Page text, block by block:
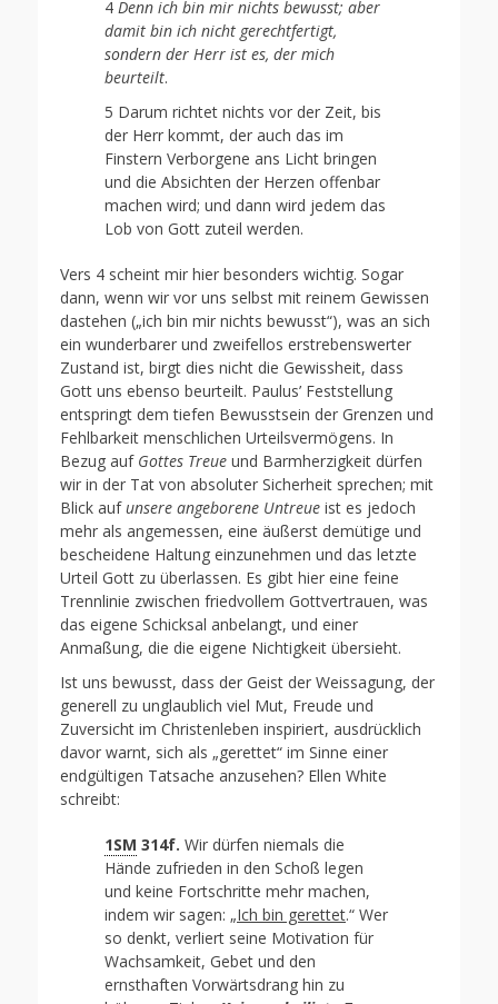
4 Denn ich bin mir nichts bewusst; aber
damit bin ich nicht gerechtfertigt,
sondern der Herr ist es, der mich
beurteilt.
5 Darum richtet nichts vor der Zeit, bis
der Herr kommt, der auch das im
Finstern Verborgene ans Licht bringen
und die Absichten der Herzen offenbar
machen wird; und dann wird jedem das
Lob von Gott zuteil werden.
Vers 4 scheint mir hier besonders wichtig. Sogar
dann, wenn wir vor uns selbst mit reinem Gewissen
dastehen („ich bin mir nichts bewusst“), was an sich
ein wunderbarer und zweifellos erstrebenswerter
Zustand ist, birgt dies nicht die Gewissheit, dass
Gott uns ebenso beurteilt. Paulus’ Feststellung
entspringt dem tiefen Bewusstsein der Grenzen und
Fehlbarkeit menschlichen Urteilsvermögens. In
Bezug auf Gottes Treue und Barmherzigkeit dürfen
wir in der Tat von absoluter Sicherheit sprechen; mit
Blick aufunsere angeborene Untreue ist es jedoch
mehr als angemessen, eine äußerst demütige und
bescheidene Haltung einzunehmen und das letzte
Urteil Gott zu überlassen. Es gibt hier eine feine
Trennlinie zwischen friedvollem Gottvertrauen, was
das eigene Schicksal anbelangt, und einer
Anmaßung, die die eigene Nichtigkeit übersieht.
Ist uns bewusst, dass der Geist der Weissagung, der
generell zu unglaublich viel Mut, Freude und
Zuversicht im Christenleben inspiriert, ausdrücklich
davor warnt, sich als „gerettet“ im Sinne einer
endgültigen Tatsache anzusehen? Ellen White
schreibt:
1SM 314f. Wir dürfen niemals die
Hände zufrieden in den Schoß legen
und keine Fortschritte mehr machen,
indem wir sagen: „Ich bin gerettet.“ Wer
so denkt, verliert seine Motivation für
Wachsamkeit, Gebet und den
ernsthaften Vorwärtsdrang hin zu